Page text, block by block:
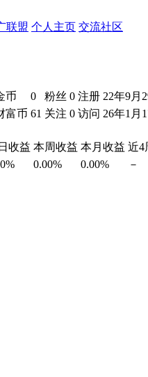
联盟 个人主页 交流社区
币 0 粉丝 0 注册 22年9月
富币 61 关注 0 访问 26年1月
收益 本周收益 本月收益 近4
0.00% 0.00%
－